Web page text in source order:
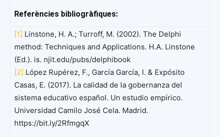
Referències bibliogràfiques:
[1] Linstone, H. A.; Turroff, M. (2002). The Delphi
method: Techniques and Applications. H.A. Linstone
(Ed.). is. njit.edu/pubs/delphibook
[2] López Rupérez, F., García García, I. & Expósito
Casas, E. (2017). La calidad de la gobernanza del
sistema educativo español. Un estudio empírico.
Universidad Camilo José Cela. Madrid.
https://bit.ly/2RfmgqX